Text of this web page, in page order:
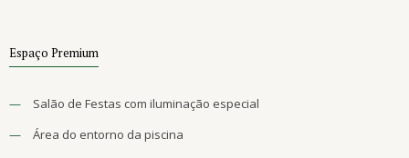
Espaço Premium
—
Salão de Festas com iluminação especial
—
Área do entorno da piscina